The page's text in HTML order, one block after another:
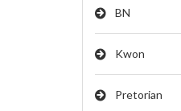
BN
Kwon
Pretorian